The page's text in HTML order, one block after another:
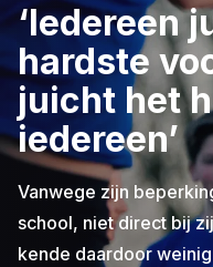
‘Iedereen
hardste
juicht het
iedereen’
Vanwege zijn
school, niet direct bij
kende daardoor